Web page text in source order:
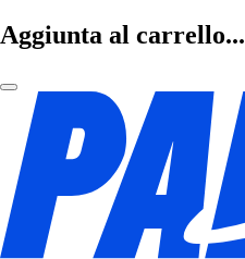
Aggiunta al carrello...